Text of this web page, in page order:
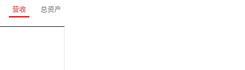
营收 总资产